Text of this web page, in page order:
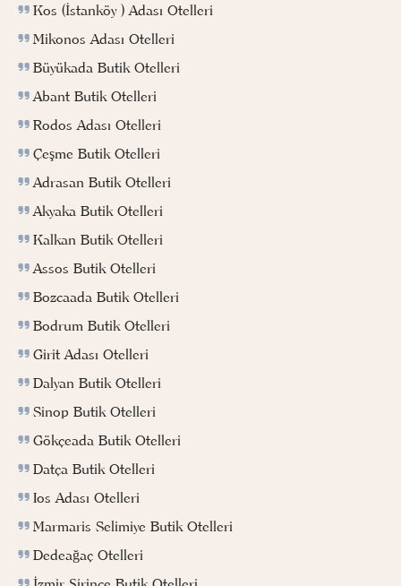
Kos (İstanköy ) Adası Otelleri
Mikonos Adası Otelleri
Büyükada Butik Otelleri
Abant Butik Otelleri
Rodos Adası Otelleri
Çeşme Butik Otelleri
Adrasan Butik Otelleri
Akyaka Butik Otelleri
Kalkan Butik Otelleri
Assos Butik Otelleri
Bozcaada Butik Otelleri
Bodrum Butik Otelleri
Girit Adası Otelleri
Dalyan Butik Otelleri
Sinop Butik Otelleri
Gökçeada Butik Otelleri
Datça Butik Otelleri
Ios Adası Otelleri
Marmaris Selimiye Butik Otelleri
Dedeağaç Otelleri